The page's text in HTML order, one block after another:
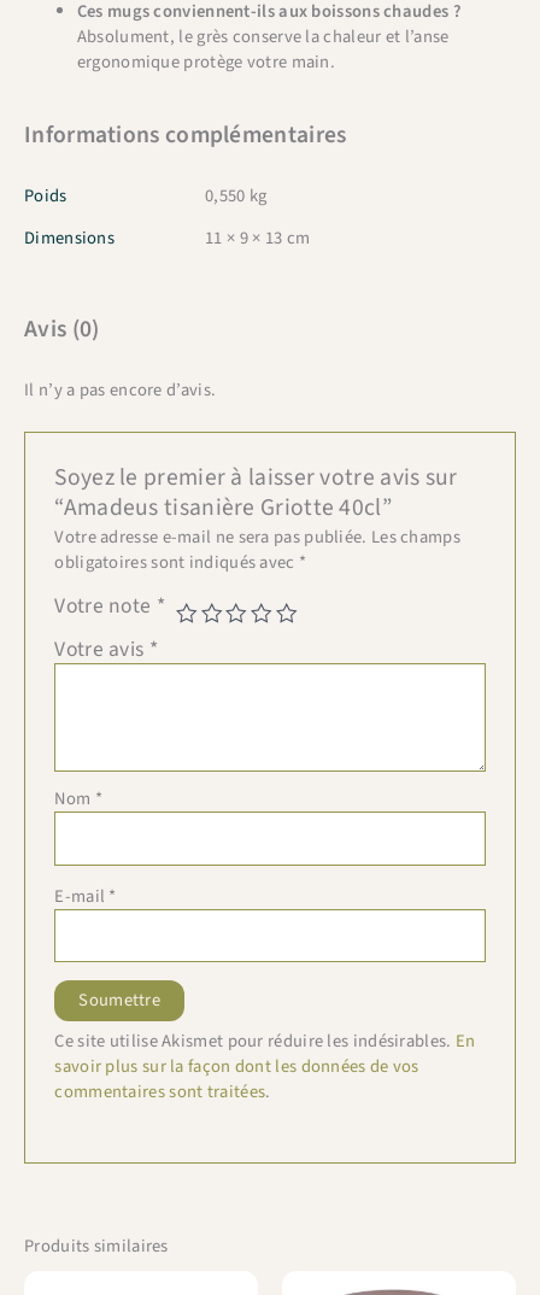
Ces mugs conviennent-ils aux boissons chaudes ?
Absolument, le grès conserve la chaleur et l’anse
ergonomique protège votre main.
Informations complémentaires
Poids
0,550 kg
Dimensions
11 × 9 × 13 cm
Avis (0)
Il n’y a pas encore d’avis.
Soyez le premier à laisser votre avis sur
“Amadeus tisanière Griotte 40cl”
Votre adresse e-mail ne sera pas publiée. Les champs
obligatoires sont indiqués avec *
Votre note *
Votre avis *
Nom *
E-mail *
Ce site utilise Akismet pour réduire les indésirables. En
savoir plus sur la façon dont les données de vos
commentaires sont traitées.
Produits similaires